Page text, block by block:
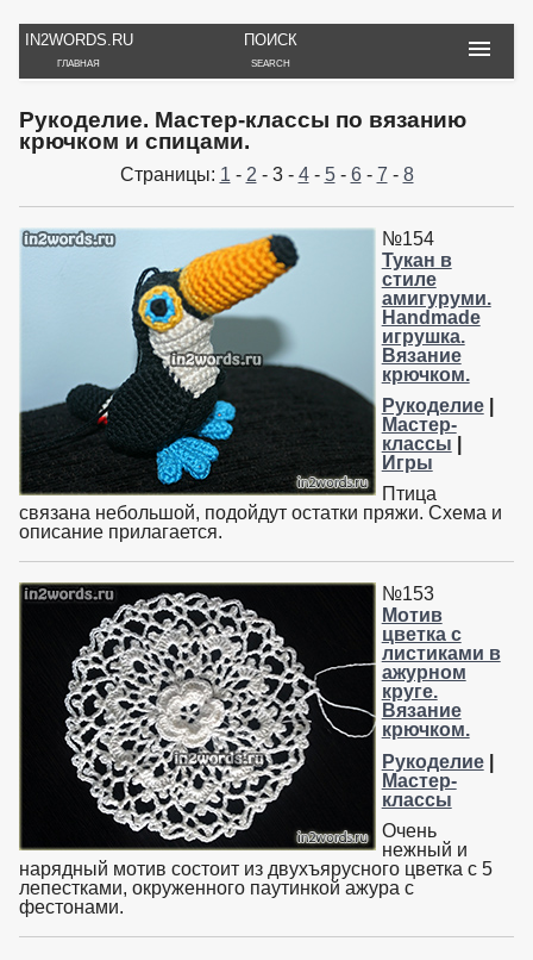
IN2WORDS.RU
ГЛАВНАЯ
ПОИСК
SEARCH
ВЯЗАНИЕ ОБЗОРЫ, ОТЗЫВЫ ФОТО, ИСТОРИИ
ИГРЫ ОБОИ
НА РАБ. СТОЛ
Рукоделие. Мастер-классы по вязанию
крючком и спицами.
Страницы: 1 - 2 - 3 - 4- 5- 6- 7 - 8
№154
Тукан в
стиле
амигуруми.
Handmade
игрушка.
Вязание
крючком.
Рукоделие|
Мастер-
классы
Игры
Птица
связана небольшой, подойдут остатки пряжи. Схема и
описание прилагается.
№153
Мотив
цветка с
листиками в
ажурном
круге.
Вязание
крючком.
Рукоделие|
Мастер-
классы
Очень
нежный и
нарядный мотив состоит из двухъярусного цветка с 5
лепестками, окруженного паутинкой ажура с
фестонами.